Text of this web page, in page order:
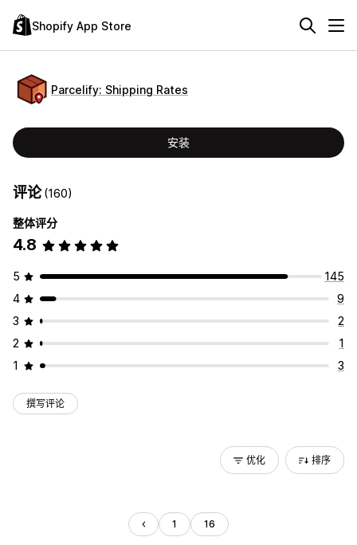
Shopify App Store
Parcelify: Shipping Rates
安装
评论(160)
整体评分
4.8
5
145
4
9
3
2
2
1
1
3
撰写评论
优化 排序
1 16